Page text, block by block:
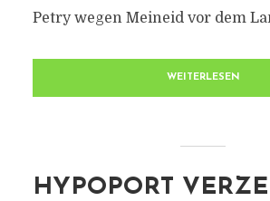
Petry wegen Meineid vor dem
WEITERLESEN
HYPOPORT